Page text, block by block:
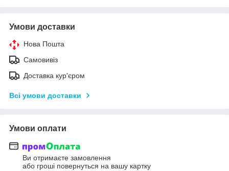
Умови доставки
Нова Пошта
Самовивіз
Доставка кур'єром
Всі умови доставки
Умови оплати
Ви отримаєте замовлення
або гроші повернуться на вашу картку